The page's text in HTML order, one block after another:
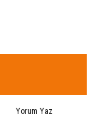
Yorum Yaz